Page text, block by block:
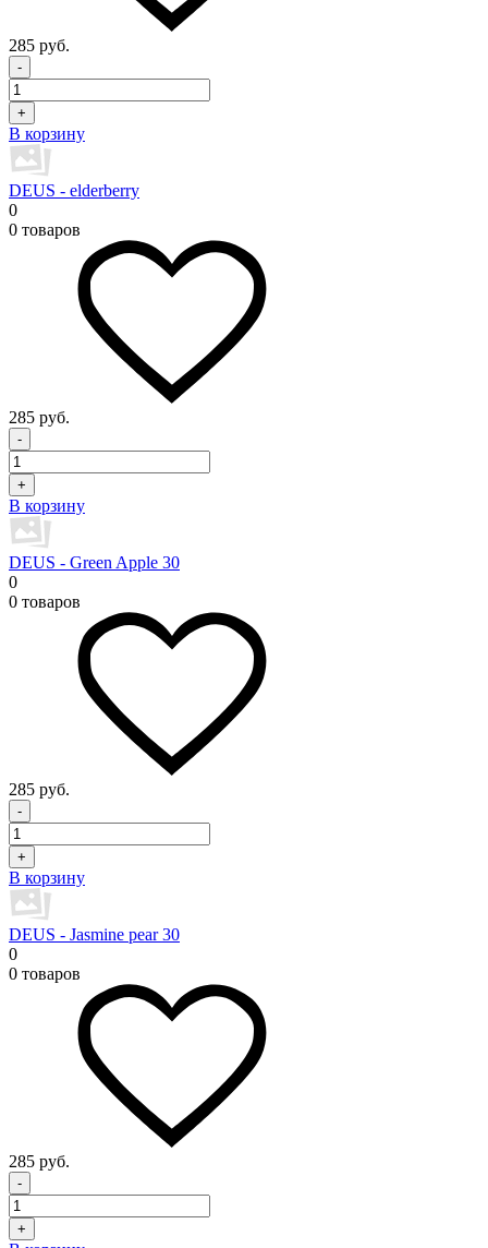
285 руб.
-
+
В корзину
DEUS - elderberry
0
0 товаров
285 руб.
-
+
В корзину
DEUS - Green Apple 30
0
0 товаров
285 руб.
-
+
В корзину
DEUS - Jasmine pear 30
0
0 товаров
285 руб.
-
+